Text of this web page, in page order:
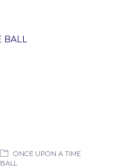
ONCE UPON A TIME
BALL